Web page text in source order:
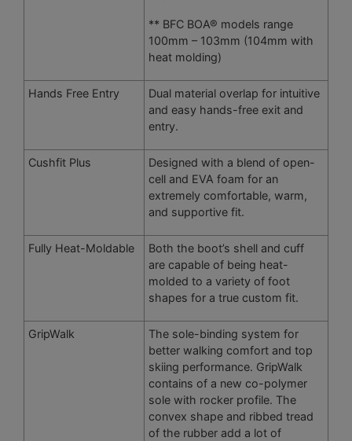
** BFC BOA® models range
100mm – 103mm (104mm with
heat molding)
Hands Free Entry
Dual material overlap for intuitive
and easy hands-free exit and
entry.
Cushfit Plus
Designed with a blend of open-
cell and EVA foam for an
extremely comfortable, warm,
and supportive fit.
Fully Heat-Moldable
Both the boot’s shell and cuff
are capable of being heat-
molded to a variety of foot
shapes for a true custom fit.
GripWalk
The sole-binding system for
better walking comfort and top
skiing performance. GripWalk
contains of a new co-polymer
sole with rocker profile. The
convex shape and ribbed tread
of the rubber add a lot of